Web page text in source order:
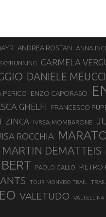
ANDREA ROSTAN ANNA
CARMELA
DANIELE MEUCCI
PERICO ENZO CAPORASO
GHELFI FRANCESCO
ZINCA IVREA-MOMBARONE
ROCCHIA
MARTIN DEMATTEIS
PAOLO GALLO PIETRO
TOUR MONVISO TRAIL
VALETUDO VALTELLINA